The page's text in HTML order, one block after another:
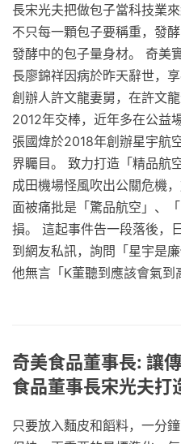
長宋光夫把做包子當科技業
不只每一顆包子要稱重，發
發酵中的包子量身材。 奇美
長廖錦祥因病於昨天辭世，
創辦人許文龍妻舅，在許文
2012年交棒，近年多在公益
張國煒於2018年創辦星宇航
界矚目。 致力打造「精品航
成田機場怪風吹出公關危機
面被痛批是「驚品航空」、
損。 這起事件告一段落後，
到網友私訊，詢問「星宇是
他無言「K董聽到應該會氣到
奇美食品董事長: 讓
食品董事長宋光夫打
只要放入麵皮和饀料，一分